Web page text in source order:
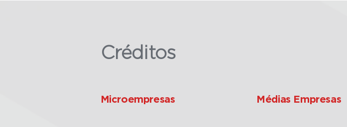
Créditos
Microempresas Médias Empresas